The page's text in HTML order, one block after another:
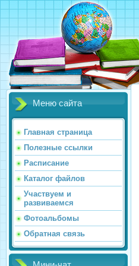
Меню сайта
Главная страница
Полезные ссылки
Расписание
Каталог файлов
Участвуем и
развиваемся
Фотоальбомы
Обратная связь